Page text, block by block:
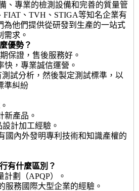
、專業的檢測設備和完善的質量管
FIAT、TVH、STIGA等知名企業有
為他們提供從研發到生產的一站式
需求。
優勢？
保證，售後服務好。
快，專業誠信運營。
測試分析，然後製定測試標準，以
準糾紛
新產品。
計加工經驗。
國內外發明專利技術和知識產權的
有什麼區別？
計劃（APQP）。
服務國際大型企業的經驗。